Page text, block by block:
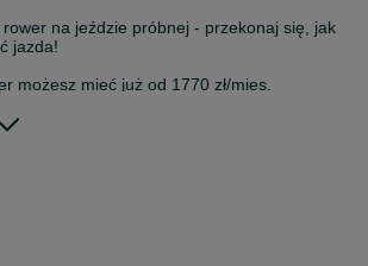
na jeździe próbnej - przekonaj się, jak
jazda!
możesz mieć już od 1770 zł/mies.